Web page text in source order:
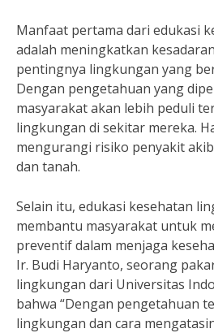
Manfaat pertama dari edukasi
adalah meningkatkan
pentingnya lingkungan yang
Dengan pengetahuan yang
masyarakat akan lebih peduli
lingkungan di sekitar mereka.
mengurangi risiko penyakit
dan tanah.
Selain itu, edukasi kesehatan
membantu masyarakat untuk
preventif dalam menjaga
Ir. Budi Haryanto, seorang
lingkungan dari Universitas
bahwa “Dengan pengetahuan
lingkungan dan cara